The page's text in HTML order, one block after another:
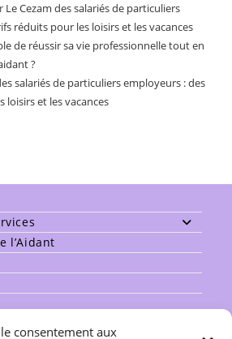
consentement aux
Le Cezam des salariés de particuliers
réduits pour les loisirs et les vacances
de réussir sa vie professionnelle tout en
?
salariés de particuliers employeurs : des
loisirs et les vacances
l’Aidant